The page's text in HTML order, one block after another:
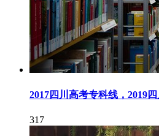
2017四川高考专科线，2019
317